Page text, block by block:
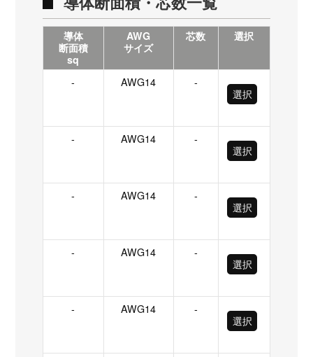
導体
断面積
sq
AWG
サイズ
芯数 選択
- AWG14
-
選択
- AWG14
-
選択
- AWG14
-
選択
- AWG14
-
選択
- AWG14
-
選択